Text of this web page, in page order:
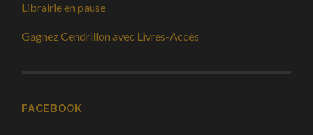
Librairie en pause
Gagnez Cendrillon avec Livres-Accès
FACEBOOK